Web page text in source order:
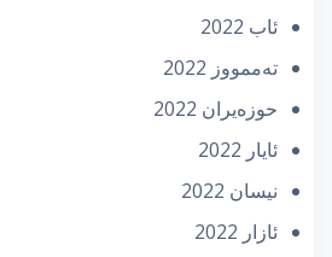
ئاب 2022
تەممووز 2022
حوزه‌یران 2022
ئایار 2022
نیسان 2022
ئازار 2022